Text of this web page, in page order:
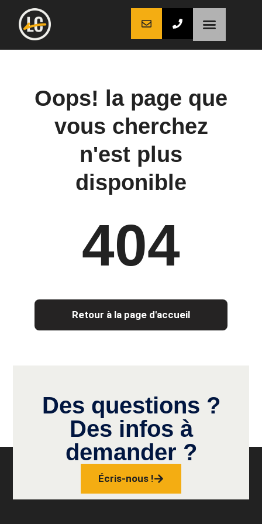
Oops! la page que
vous cherchez
n'est plus
disponible
404
Retour à la page d'accueil
Des questions ?
Des infos à
demander ?
Écris-nous !